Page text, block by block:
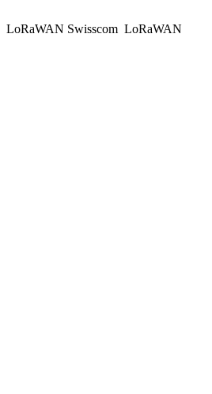
LoRaWAN Swisscom LoRaWAN